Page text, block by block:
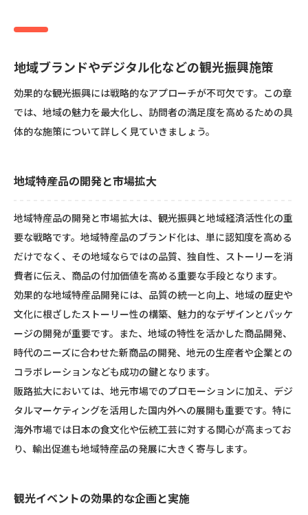
地域ブランドやデジタル化などの観光振興施策
効果的な観光振興には戦略的なアプローチが不可欠です。この章
では、地域の魅力を最大化し、訪問者の満足度を高めるための具
体的な施策について詳しく見ていきましょう。
地域特産品の開発と市場拡大
地域特産品の開発と市場拡大は、観光振興と地域経済活性化の重
要な戦略です。地域特産品のブランド化は、単に認知度を高める
だけでなく、その地域ならではの品質、独自性、ストーリーを消
費者に伝え、商品の付加価値を高める重要な手段となります。
効果的な地域特産品開発には、品質の統一と向上、地域の歴史や
文化に根ざしたストーリー性の構築、魅力的なデザインとパッケ
ージの開発が重要です。また、地域の特性を活かした商品開発、
時代のニーズに合わせた新商品の開発、地元の生産者や企業との
コラボレーションなども成功の鍵となります。
販路拡大においては、地元市場でのプロモーションに加え、デジ
タルマーケティングを活用した国内外への展開も重要です。特に
海外市場では日本の食文化や伝統工芸に対する関心が高まってお
り、輸出促進も地域特産品の発展に大きく寄与します。
観光イベントの効果的な企画と実施